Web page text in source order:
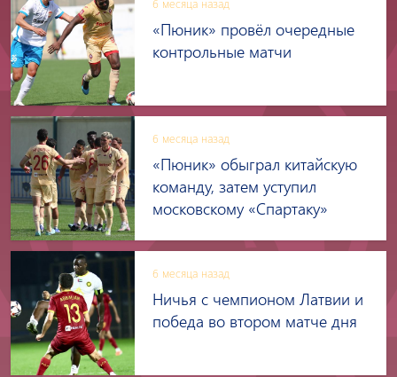
6 месяца назад
«Пюник» провёл очередные
контрольные матчи
6 месяца назад
«Пюник» обыграл китайскую
команду, затем уступил
московскому «Спартаку»
6 месяца назад
Ничья с чемпионом Латвии и
победа во втором матче дня